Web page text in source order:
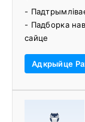
-
- Падборка
сайце
Адкрыйце